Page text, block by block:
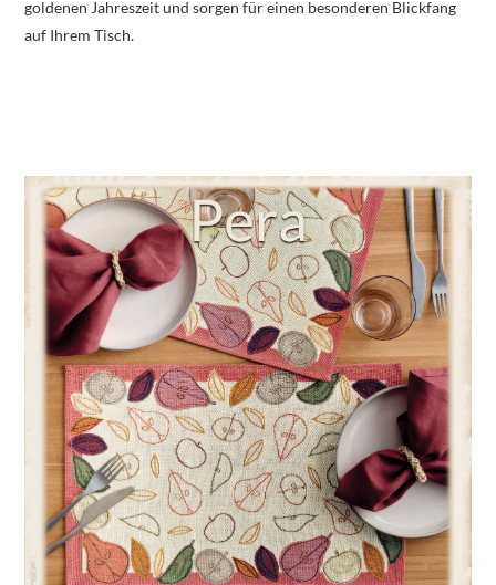
goldenen Jahreszeit und sorgen für einen besonderen Blickfang
auf Ihrem Tisch.